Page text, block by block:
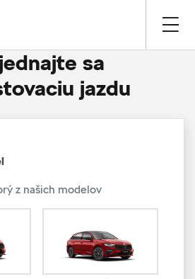
sa
jazdu
z našich modelov